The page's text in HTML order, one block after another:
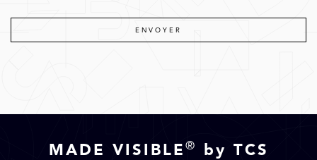
MADE VISIBLE ® by TCS